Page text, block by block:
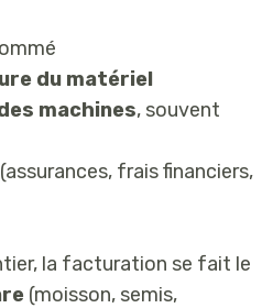
du matériel
machines, souvent
(assurances, frais financiers,
la facturation se fait le
(moisson, semis,